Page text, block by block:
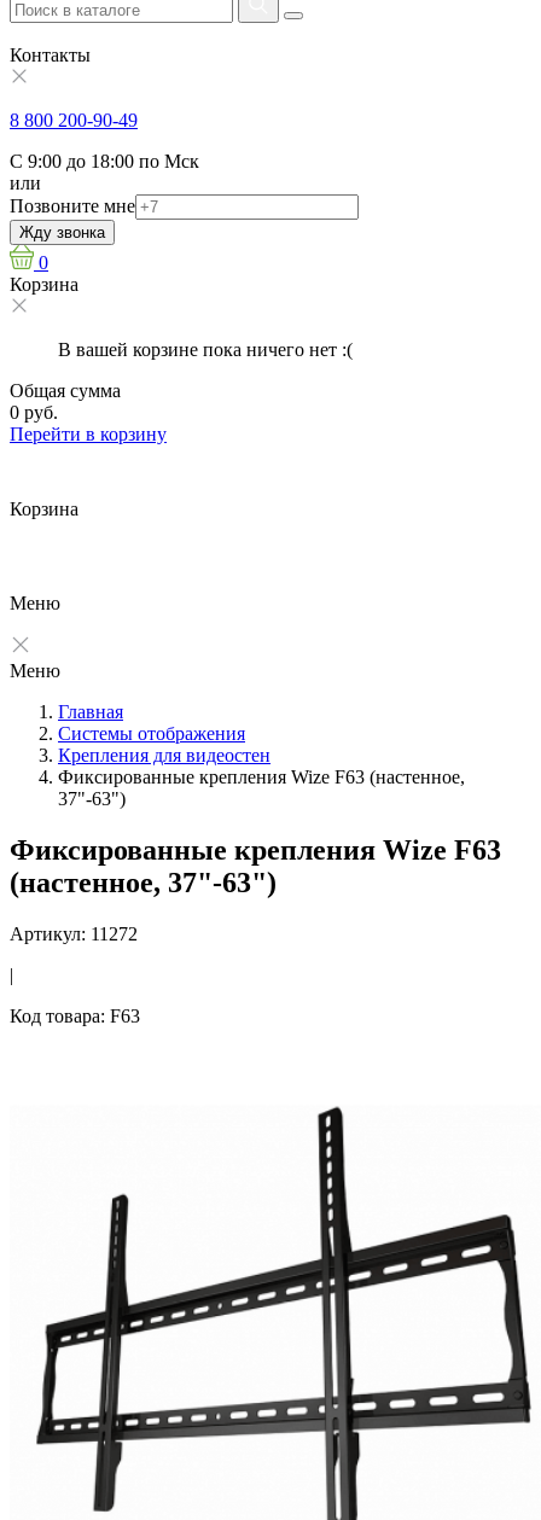
Контакты
8 800 200-90-49
С 9:00 до 18:00 по Мск
или
Позвоните мне
Жду звонка
0
Корзина
В вашей корзине пока ничего нет :(
Общая сумма
0 руб.
Перейти в корзину
Корзина
Меню
Меню
Главная
Системы отображения
Крепления для видеостен
Фиксированные крепления Wize F63 (настенное,
37"-63")
Фиксированные крепления Wize F63
(настенное, 37"-63")
Артикул: 11272
|
Код товара: F63